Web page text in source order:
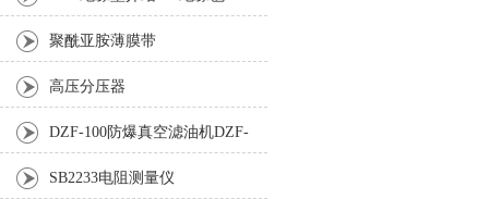
10KV绝缘胶垫介绍
聚酰亚胺薄膜带
高压分压器
DZF-100防爆真空滤油机DZF-
125防爆真空滤油机
SB2233电阻测量仪